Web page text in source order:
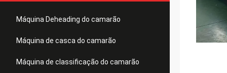
Máquina Deheading do camarão
Máquina de casca do camarão
Máquina de classificação do camarão